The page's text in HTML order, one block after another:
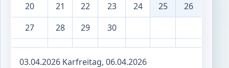
20
21 22 23 24 25
26
27
28 29 30
03.04.2026 Karfreitag, 06.04.2026